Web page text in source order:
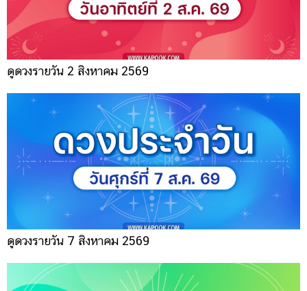
ดูดวงรายวัน 2 สิงหาคม 2569
ดูดวงรายวัน 7 สิงหาคม 2569